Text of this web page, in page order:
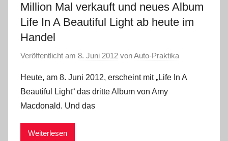
Million Mal verkauft und neues Album
Life In A Beautiful Light ab heute im
Handel
Veröffentlicht am 8. Juni 2012 vonAuto-Praktika
Heute, am 8. Juni 2012, erscheint mit „Life In A
Beautiful Light“ das dritte Album von Amy
Macdonald. Und das
Weiterlesen